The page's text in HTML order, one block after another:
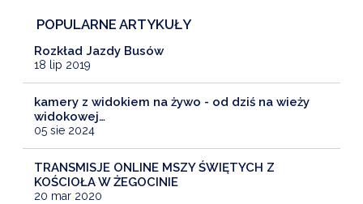
POPULARNE ARTYKUŁY
Rozkład Jazdy Busów
18 lip 2019
kamery z widokiem na żywo - od dziś na wieży
widokowej…
05 sie 2024
TRANSMISJE ONLINE MSZY ŚWIĘTYCH Z
KOŚCIOŁA W ŻEGOCINIE
20 mar 2020